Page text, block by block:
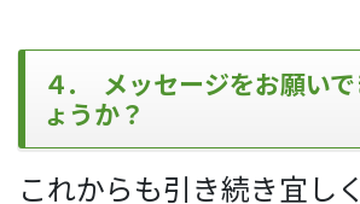
４. メッセージをお願いで
ょうか？
これからも引き続き宜し